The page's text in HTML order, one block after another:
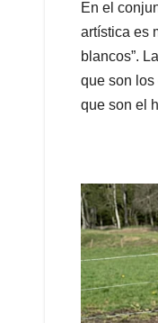
En el
artística es
blancos”.
que son los
que son el